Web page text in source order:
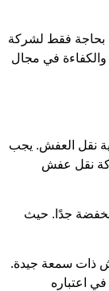
فقط لشركة
في مجال
نقل العفش. يجب
نقل عفش
جدًا. حيث
ذات سمعة جيدة.
اعتباره